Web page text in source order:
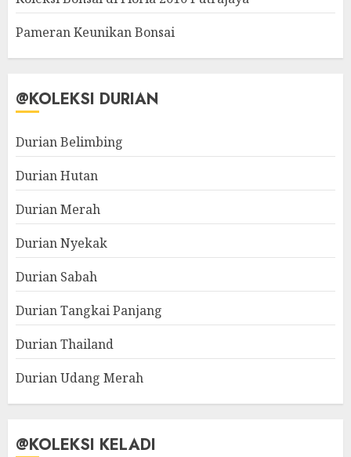
Pameran Keunikan Bonsai
@KOLEKSI DURIAN
Durian Belimbing
Durian Hutan
Durian Merah
Durian Nyekak
Durian Sabah
Durian Tangkai Panjang
Durian Thailand
Durian Udang Merah
@KOLEKSI KELADI